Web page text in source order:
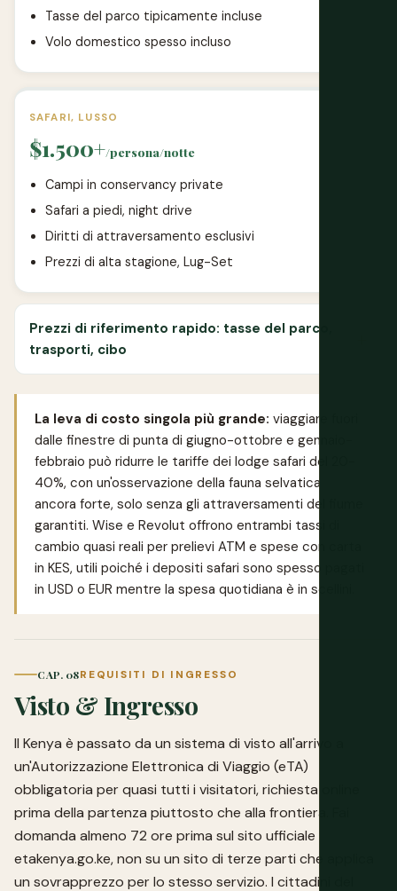
Tasse del parco tipicamente incluse
Volo domestico spesso incluso
SAFARI, LUSSO
$1.500+/persona/notte
Campi in conservancy private
Safari a piedi, night drive
Diritti di attraversamento esclusivi
Prezzi di alta stagione, Lug-Set
Prezzi di riferimento rapido: tasse del parco,
trasporti, cibo
La leva di costo singola più grande: viaggiare fuori
dalle finestre di punta di giugno-ottobre e gennaio-
febbraio può ridurre le tariffe dei lodge safari del 20-
40%, con un'osservazione della fauna selvatica
ancora forte, solo senza gli attraversamenti del fiume
garantiti. Wise e Revolut offrono entrambi tassi di
cambio quasi reali per prelievi ATM e spese con carta
in KES, utili poiché i depositi safari sono spesso pagati
in USD o EUR mentre la spesa quotidiana è in scellini.
CAP. 08REQUISITI DI INGRESSO
Visto & Ingresso
Il Kenya è passato da un sistema di visto all'arrivo a
un'Autorizzazione Elettronica di Viaggio (eTA)
obbligatoria per quasi tutti i visitatori, richiesta online
prima della partenza piuttosto che alla frontiera. Fai
domanda almeno 72 ore prima sul sito ufficiale
etakenya.go.ke, non su un sito di terze parti che applica
un sovrapprezzo per lo stesso servizio. I cittadini del